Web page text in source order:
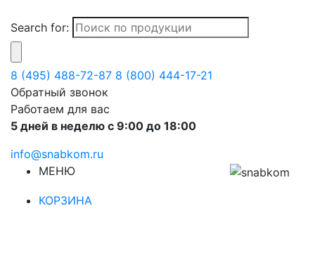
Search for:
8 (495) 488-72-87 8 (800) 444-17-21
Обратный звонок
Работаем для вас
5 дней в неделю с 9:00 до 18:00
info@snabkom.ru
МЕНЮ
КОРЗИНА